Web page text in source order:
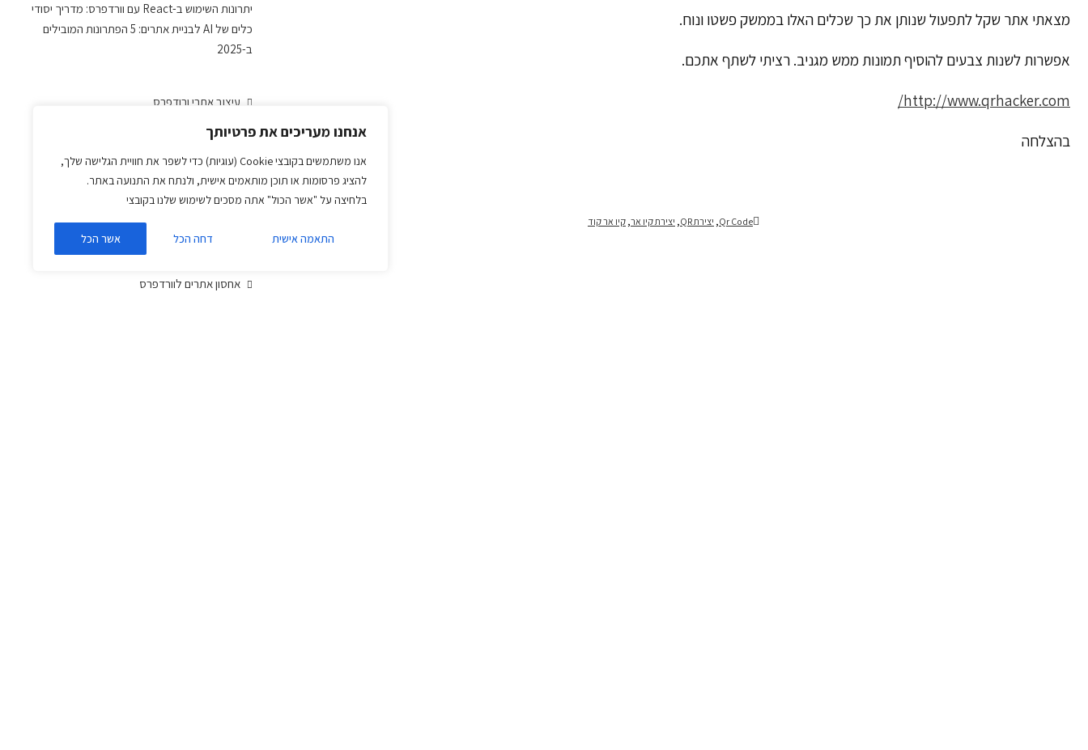
אנחנו מעריכים את פרטיותך
אנו משתמשים בקובצי Cookie (עוגיות) כדי לשפר את חוויית הגלישה שלך,
להציג פרסומות או תוכן מותאמים אישית, ולנתח את התנועה באתר.
בלחיצה על "אשר הכול" אתה מסכים לשימוש שלנו בקובצי
התאמה אישית דחה הכל אשר הכל
מצאתי אתר שקל לתפעול שנותן את כך שכלים האלו בממשק פשטו ונוח.
אפשרות לשנות צבעים להוסיף תמונות ממש מגניב. רציתי לשתף אתכם.
http://www.qrhacker.com/
בהצלחה
Qr Code
, יצירת QR , יצירת קיו אר, קיו אר קוד
יתרונות השימוש ב-React עם וורדפרס: מדריך יסודי
כלים של AI לבניית אתרים: 5 הפתרונות המובילים
ב-2025
עיצוב אתרי ורודפרס
פיתוח חנויות איקומרס
פיתוח אתרי קורסים
פיתוח תוספים לוורדפרס
אופטימיזציה ושיפור מהירות לאתרי וורדפרס
שרותי תכנות ופיתוח למעצבים
תמיכה ותחזוקת אתרי וורדפרס
אחסון אתרים לוורדפרס